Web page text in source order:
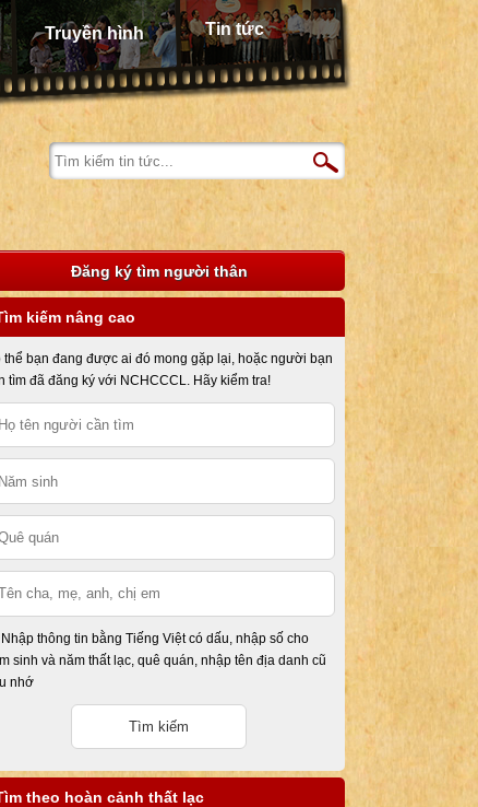
Truyền hình Tin tức
Đăng ký tìm người thân
kiếm nâng cao
thể bạn đang được ai đó mong gặp lại, hoặc người bạn
tìm đã đăng ký với NCHCCCL. Hãy kiểm tra!
thông tin bằng Tiếng Việt có dấu, nhập số cho
sinh và năm thất lạc, quê quán, nhập tên địa danh cũ
nhớ
theo hoàn cảnh thất lạc